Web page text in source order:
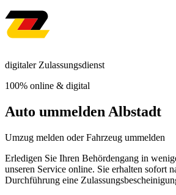
digitaler Zulassungsdienst
100% online & digital
Auto ummelden Albstadt
Umzug melden oder Fahrzeug ummelden
Erledigen Sie Ihren Behördengang in
unseren Service online. Sie erhalten sofort
Durchführung eine